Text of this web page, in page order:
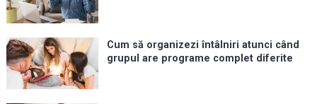
Cum să organizezi întâlniri atunci când
grupul are programe complet diferite